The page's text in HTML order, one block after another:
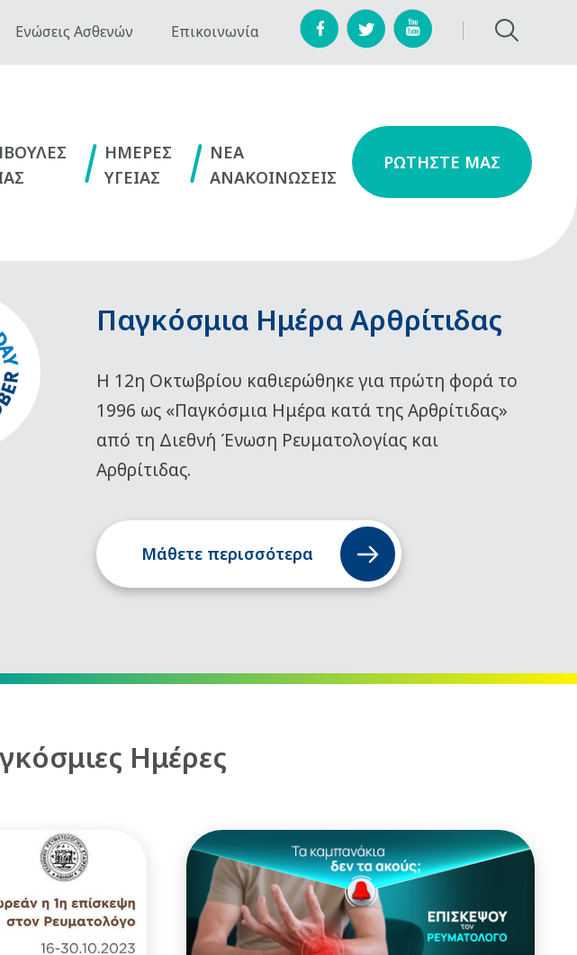
Ενώσεις Ασθενών Επικοινωνία
ΗΜΕΡΕΣ
ΥΓΕΙΑΣ
NEA
ΑΝΑΚΟΙΝΩΣΕΙΣ
ΡΩΤΗΣΤΕ ΜΑΣ
Παγκόσμια Ημέρα Αρθρίτιδας
Η 12η Οκτωβρίου καθιερώθηκε για πρώτη φορά το
1996 ως «Παγκόσμια Ημέρα κατά της Αρθρίτιδας»
από τη Διεθνή Ένωση Ρευματολογίας και
Αρθρίτιδας.
Μάθετε περισσότερα
Ημέρες